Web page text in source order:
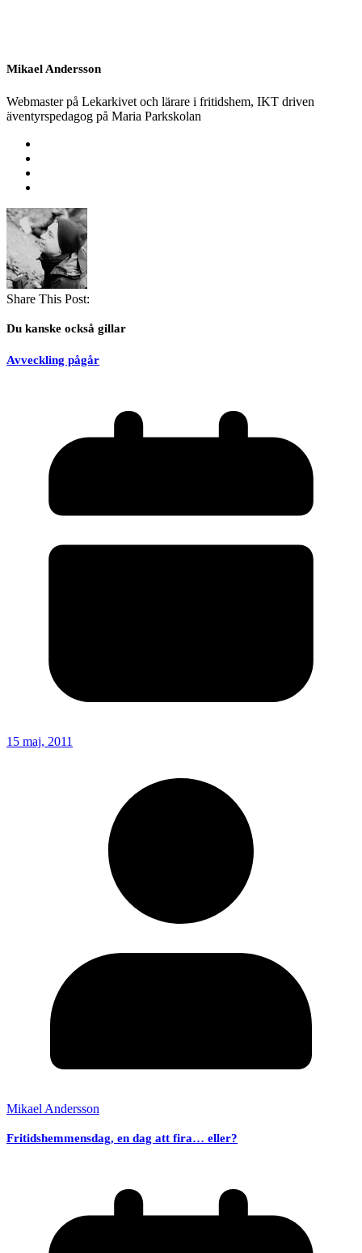
Mikael Andersson
Webmaster på Lekarkivet och lärare i fritidshem, IKT driven
äventyrspedagog på Maria Parkskolan
Share This Post:
Du kanske också gillar
Avveckling pågår
15 maj, 2011
Mikael Andersson
Fritidshemmensdag, en dag att fira… eller?